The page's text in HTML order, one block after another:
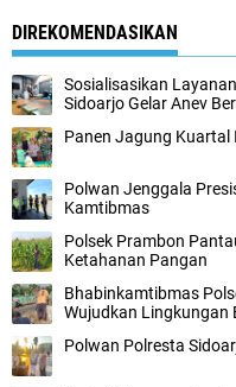
DIREKOMENDASIKAN
Sosialisasikan
Sidoarjo Gelar Anev
Panen Jagung Kuartal
Polwan Jenggala
Kamtibmas
Polsek Prambon
Ketahanan Pangan
Bhabinkamtibmas
Wujudkan Lingkungan
Polwan Polresta